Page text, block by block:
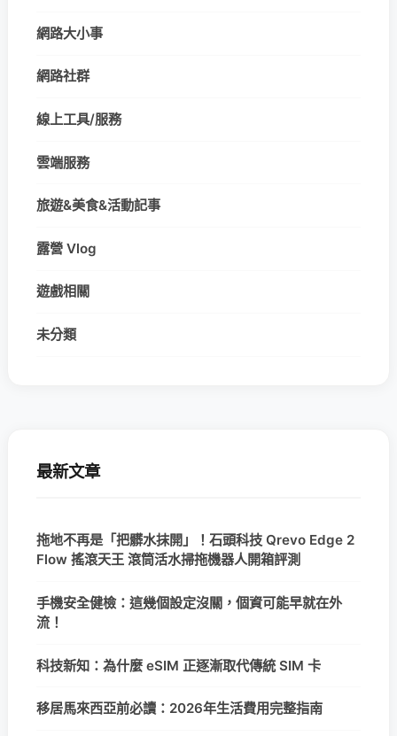
網路大小事
網路社群
線上工具/服務
雲端服務
旅遊&美食&活動記事
露營 Vlog
遊戲相關
未分類
最新文章
拖地不再是「把髒水抹開」！石頭科技 Qrevo Edge 2
Flow 搖滾天王 滾筒活水掃拖機器人開箱評測
手機安全健檢：這幾個設定沒關，個資可能早就在外
流！
科技新知：為什麼 eSIM 正逐漸取代傳統 SIM 卡
移居馬來西亞前必讀：2026年生活費用完整指南